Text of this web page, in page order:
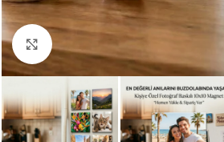
Büyütmek için tıklayın